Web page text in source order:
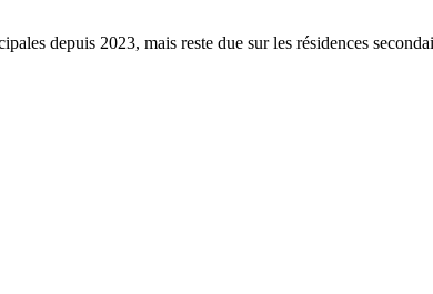
depuis 2023, mais reste due sur les résidences